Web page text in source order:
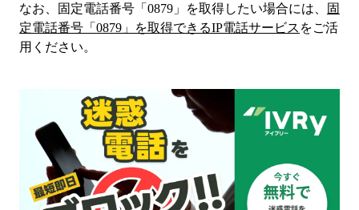
なお、固定電話番号「 0879 」を取得したい場合には、
固
定電話番号「 0879 」を取得できるIP電話サービス をご活
用ください。